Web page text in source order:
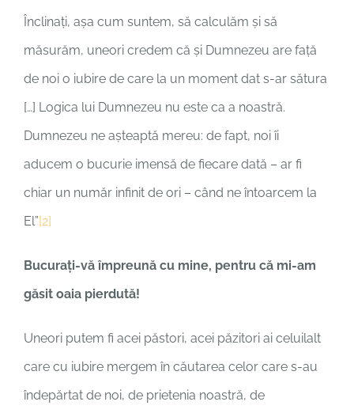
Înclinați, așa cum suntem, să calculăm și să
măsurăm, uneori credem că și Dumnezeu are față
de noi o iubire de care la un moment dat s-ar sătura
[…] Logica lui Dumnezeu nu este ca a noastră.
Dumnezeu ne așteaptă mereu: de fapt, noi îi
aducem o bucurie imensă de fiecare dată – ar fi
chiar un număr infinit de ori – când ne întoarcem la
El”[2]
Bucuraţi-vă împreună cu mine, pentru că mi-am
găsit oaia pierdută!
Uneori putem fi acei păstori, acei păzitori ai celuilalt
care cu iubire mergem în căutarea celor care s-au
îndepărtat de noi, de prietenia noastră, de